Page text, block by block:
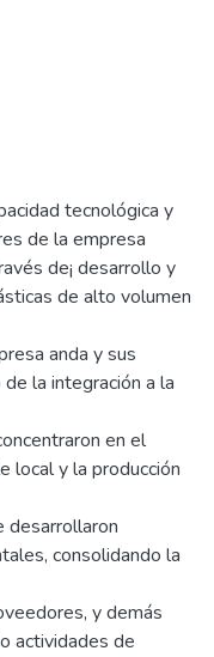
tecnológica y
de la empresa
de¡ desarrollo y
de alto volumen
anda y sus
la integración a la
en el
local y la producción
desarrollaron
consolidando la
y demás
actividades de